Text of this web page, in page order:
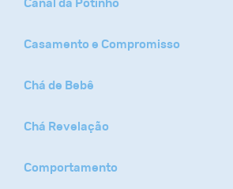
Canal da Potinho
Casamento e Compromisso
Chá de Bebê
Chá Revelação
Comportamento